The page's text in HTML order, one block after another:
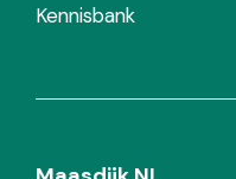
Kennisbank